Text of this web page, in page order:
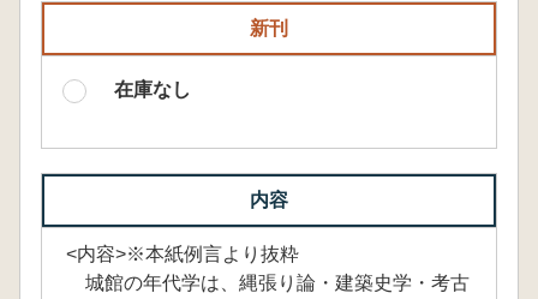
新刊
在庫なし
内容
<内容>※本紙例言より抜粋
城館の年代学は、縄張り論・建築史学・考古